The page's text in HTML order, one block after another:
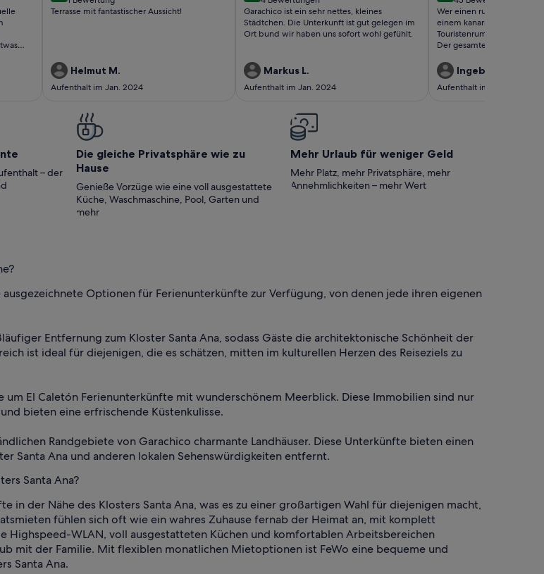
(1
Terrasse mit fantastischer Aussicht!
Helmut M.
Aufenthalt im Jan. 2024
(4
bewertungen)
Garachico ist ein sehr nettes, kleines
Städtchen. Die Unterkunft ist gut gelegen im
Ort bund wir haben uns sofort wohl gefühlt.
Markus L.
Aufenthalt im Jan. 2024
(43
bewertungen)
Wer einen ruhigen
einem kanarischen Dorf
Touristenrummel sucht ist
Der gesamte Ablauf
Vermieter Pawlo war sehr
verbindlich, nochmals
einer Woche
Ingeborg S.
Aufenthalt im Dez. 2023
– der
Die gleiche Privatsphäre wie zu
Hause
Genieße Vorzüge wie eine voll ausgestattete
Küche, Waschmaschine, Pool, Garten und
mehr
Mehr Urlaub für weniger Geld
Mehr Platz, mehr Privatsphäre, mehr
Annehmlichkeiten – mehr Wert
Optionen für Ferienunterkünfte zur Verfügung, von denen jede ihren eigenen
Entfernung zum Kloster Santa Ana, sodass Gäste die architektonische Schönheit der
ist ideal für diejenigen, die es schätzen, mitten im kulturellen Herzen des Reiseziels zu
El Caletón Ferienunterkünfte mit wunderschönem Meerblick. Diese Immobilien sind nur
bieten eine erfrischende Küstenkulisse.
Randgebiete von Garachico charmante Landhäuser. Diese Unterkünfte bieten einen
Santa Ana und anderen lokalen Sehenswürdigkeiten entfernt.
Santa Ana?
der Nähe des Klosters Santa Ana, was es zu einer großartigen Wahl für diejenigen macht,
fühlen sich oft wie ein wahres Zuhause fernab der Heimat an, mit komplett
WLAN, voll ausgestatteten Küchen und komfortablen Arbeitsbereichen
mit der Familie. Mit flexiblen monatlichen Mietoptionen ist FeWo eine bequeme und
Santa Ana.